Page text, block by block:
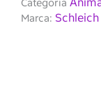
Categoria
Marca: Schleich